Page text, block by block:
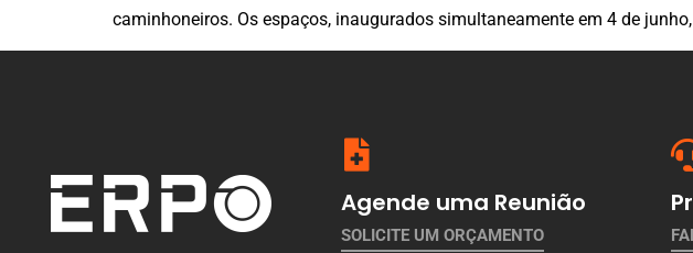
caminhoneiros. Os espaços, inaugurados simultaneamente em 4 de
Agende uma Reunião
SOLICITE UM ORÇAMENTO